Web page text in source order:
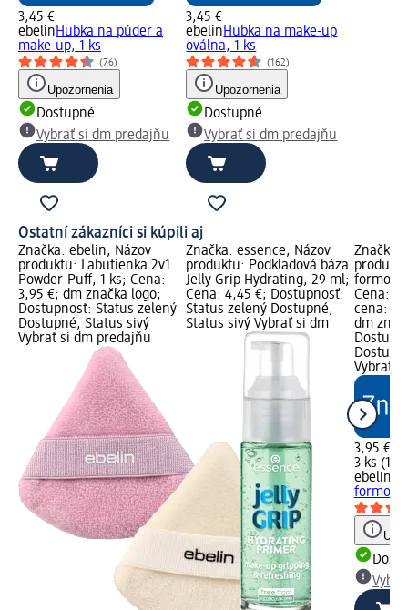
3,45 €
ebelinHubka na púder a
make-up, 1 ks
(76)
Upozornenia
Dostupné
Vybrať si dm predajňu
3,45 €
ebelinHubka na make-up
oválna, 1 ks
(162)
Upozornenia
Dostupné
Vybrať si dm predajňu
Ostatní zákazníci si kúpili aj
Značka: ebelin; Názov
produktu: Labutienka 2v1
Powder-Puff, 1 ks; Cena:
3,95 €; dm značka logo;
Dostupnosť: Status zelený
Dostupné, Status sivý
Vybrať si dm predajňu
Značka: essence; Názov
produktu: Podkladová báza
Jelly Grip Hydrating, 29 ml;
Cena: 4,45 €; Dostupnosť:
Status zelený Dostupné,
Status sivý Vybrať si dm
Značka:
Cena:
cena: 3
dm
Vybrať
3,95 €
3 ks
ebelin